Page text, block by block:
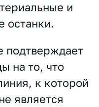
и
останки.
подтверждает
на то, что
к которой
является